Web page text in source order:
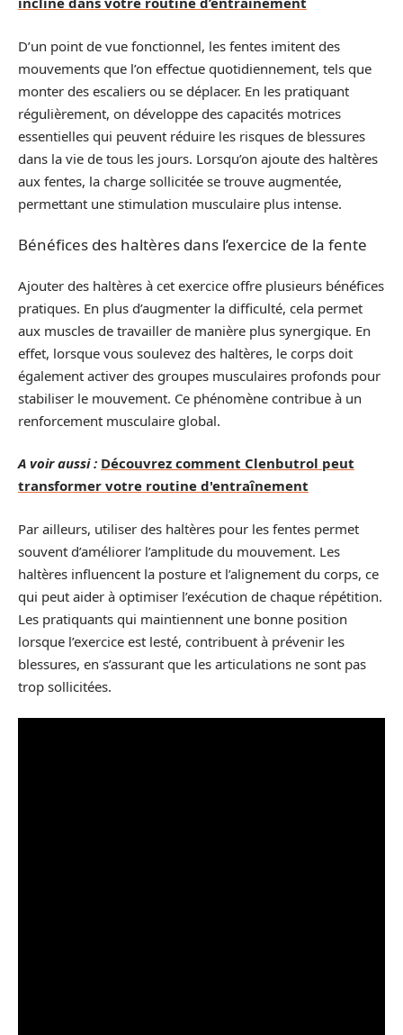
D’un point de vue fonctionnel, les fentes imitent des
mouvements que l’on effectue quotidiennement, tels que
monter des escaliers ou se déplacer. En les pratiquant
régulièrement, on développe des capacités motrices
essentielles qui peuvent réduire les risques de blessures
dans la vie de tous les jours. Lorsqu’on ajoute des haltères
aux fentes, la charge sollicitée se trouve augmentée,
permettant une stimulation musculaire plus intense.
Bénéfices des haltères dans l’exercice de la fente
Ajouter des haltères à cet exercice offre plusieurs bénéfices
pratiques. En plus d’augmenter la difficulté, cela permet
aux muscles de travailler de manière plus synergique. En
effet, lorsque vous soulevez des haltères, le corps doit
également activer des groupes musculaires profonds pour
stabiliser le mouvement. Ce phénomène contribue à un
renforcement musculaire global.
A voir aussi : Découvrez comment Clenbutrol peut
transformer votre routine d'entraînement
Par ailleurs, utiliser des haltères pour les fentes permet
souvent d’améliorer l’amplitude du mouvement. Les
haltères influencent la posture et l’alignement du corps, ce
qui peut aider à optimiser l’exécution de chaque répétition.
Les pratiquants qui maintiennent une bonne position
lorsque l’exercice est lesté, contribuent à prévenir les
blessures, en s’assurant que les articulations ne sont pas
trop sollicitées.